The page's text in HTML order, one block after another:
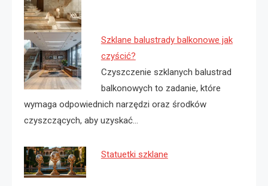
Szklane balustrady balkonowe jak
czyścić?
Czyszczenie szklanych balustrad
balkonowych to zadanie, które
wymaga odpowiednich narzędzi oraz środków
czyszczących, aby uzyskać…
Statuetki szklane